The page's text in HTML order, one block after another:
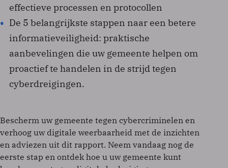
effectieve processen en protocollen
De 5 belangrijkste stappen naar een betere
informatieveiligheid: praktische
aanbevelingen die uw gemeente helpen om
proactief te handelen in de strijd tegen
cyberdreigingen.
Bescherm uw gemeente tegen cybercriminelen en
verhoog uw digitale weerbaarheid met de inzichten
en adviezen uit dit rapport. Neem vandaag nog de
eerste stap en ontdek hoe u uw gemeente kunt